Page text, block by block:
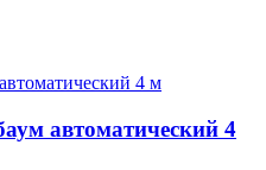
автоматический 4